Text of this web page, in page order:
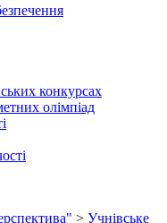
конкурсах
олімпіад
> Учнівське